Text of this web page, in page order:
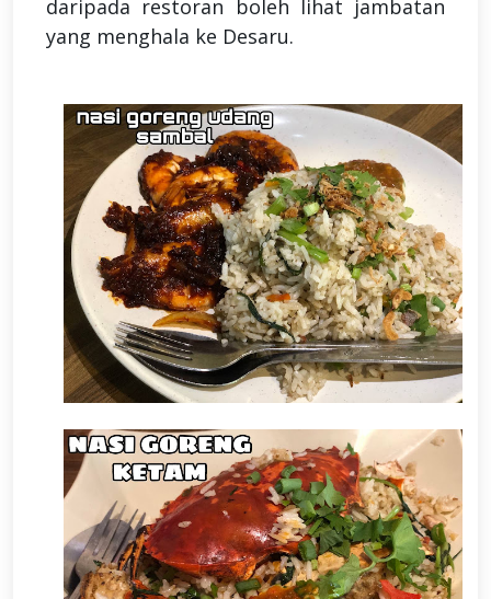
daripada restoran boleh lihat jambatan
yang menghala ke Desaru.